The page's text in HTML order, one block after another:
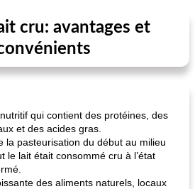
cru: avantages et
qui contient des protéines, des
et des acides gras.
la pasteurisation du début au milieu
le lait était consommé cru à l’état
des aliments naturels, locaux